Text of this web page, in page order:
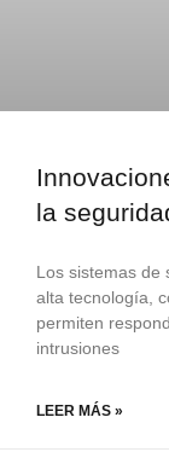
la
Los sistemas de
alta tecnología,
permiten
intrusiones
LEER MÁS »